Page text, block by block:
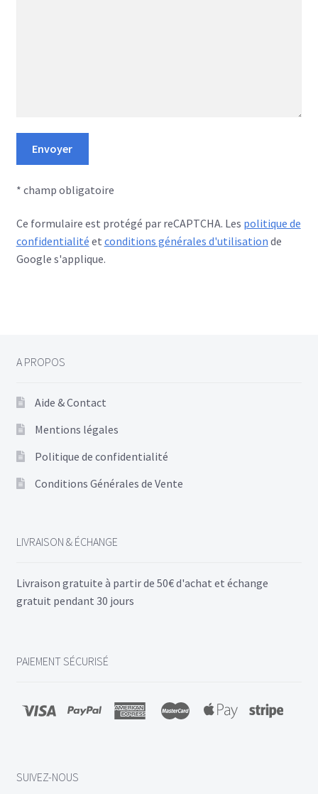
* champ obligatoire
Ce formulaire est protégé par reCAPTCHA. Les politique de
confidentialité et conditions générales d'utilisation de
Google s'applique.
A PROPOS
Aide & Contact
Mentions légales
Politique de confidentialité
Conditions Générales de Vente
LIVRAISON & ÉCHANGE
Livraison gratuite à partir de 50€ d'achat et échange
gratuit pendant 30 jours
PAIEMENT SÉCURISÉ
SUIVEZ-NOUS